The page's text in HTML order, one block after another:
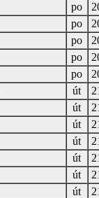
po
po
po
po
po
út
út
út
út
út
út
út